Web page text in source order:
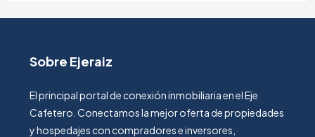
Sobre Ejeraiz
El principal portal de conexión inmobiliaria en el Eje
Cafetero. Conectamos la mejor oferta de propiedades
y hospedajes con compradores e inversores,